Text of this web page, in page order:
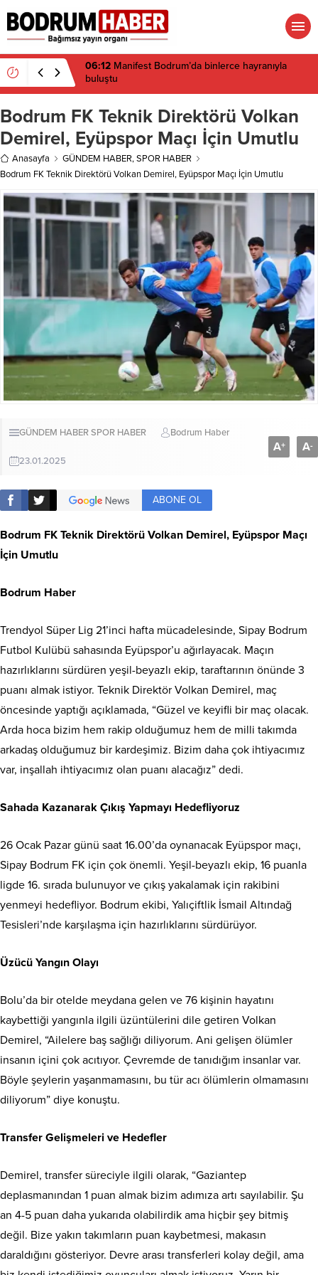
06:12 Manifest Bodrum’da binlerce hayranıyla
buluştu
Bodrum FK Teknik Direktörü Volkan
Demirel, Eyüpspor Maçı İçin Umutlu
Anasayfa GÜNDEM HABER,SPOR HABER
Bodrum FK Teknik Direktörü Volkan Demirel, Eyüpspor Maçı İçin Umutlu
GÜNDEM HABERSPOR HABER Bodrum Haber
23.01.2025
A+ A-
ABONE OL
Bodrum FK Teknik Direktörü Volkan Demirel, Eyüpspor Maçı
İçin Umutlu
Bodrum Haber
Trendyol Süper Lig 21’inci hafta mücadelesinde, Sipay Bodrum
Futbol Kulübü sahasında Eyüpspor’u ağırlayacak. Maçın
hazırlıklarını sürdüren yeşil-beyazlı ekip, taraftarının önünde 3
puanı almak istiyor. Teknik Direktör Volkan Demirel, maç
öncesinde yaptığı açıklamada, “Güzel ve keyifli bir maç olacak.
Arda hoca bizim hem rakip olduğumuz hem de milli takımda
arkadaş olduğumuz bir kardeşimiz. Bizim daha çok ihtiyacımız
var, inşallah ihtiyacımız olan puanı alacağız” dedi.
Sahada Kazanarak Çıkış Yapmayı Hedefliyoruz
26 Ocak Pazar günü saat 16.00’da oynanacak Eyüpspor maçı,
Sipay Bodrum FK için çok önemli. Yeşil-beyazlı ekip, 16 puanla
ligde 16. sırada bulunuyor ve çıkış yakalamak için rakibini
yenmeyi hedefliyor. Bodrum ekibi, Yalıçiftlik İsmail Altındağ
Tesisleri’nde karşılaşma için hazırlıklarını sürdürüyor.
Üzücü Yangın Olayı
Bolu’da bir otelde meydana gelen ve 76 kişinin hayatını
kaybettiği yangınla ilgili üzüntülerini dile getiren Volkan
Demirel, “Ailelere baş sağlığı diliyorum. Ani gelişen ölümler
insanın içini çok acıtıyor. Çevremde de tanıdığım insanlar var.
Böyle şeylerin yaşanmamasını, bu tür acı ölümlerin olmamasını
diliyorum” diye konuştu.
Transfer Gelişmeleri ve Hedefler
Demirel, transfer süreciyle ilgili olarak, “Gaziantep
deplasmanından 1 puan almak bizim adımıza artı sayılabilir. Şu
an 4-5 puan daha yukarıda olabilirdik ama hiçbir şey bitmiş
değil. Bize yakın takımların puan kaybetmesi, makasın
daraldığını gösteriyor. Devre arası transferleri kolay değil, ama